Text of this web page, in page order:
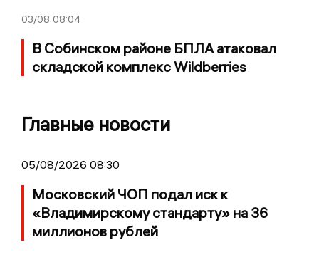
03/08 08:04
В Собинском районе БПЛА атаковал
складской комплекс Wildberries
Главные новости
05/08/2026 08:30
Московский ЧОП подал иск к
«Владимирскому стандарту» на 36
миллионов рублей